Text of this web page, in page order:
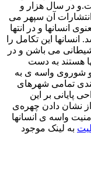
در سال هزار و
آن س‍پ‍ه‍ر می
انسانها و در انتها
این تکامل را
می باشن و در
هستند به دست
و شوروی واسه ی به
تمامی شهرهای
پایانی بر این
نشان دادن چهره‌ی
واسه ی انسانها
به لینک موجود